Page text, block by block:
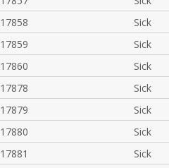
Sick
Sick
Sick
Sick
Sick
Sick
Sick